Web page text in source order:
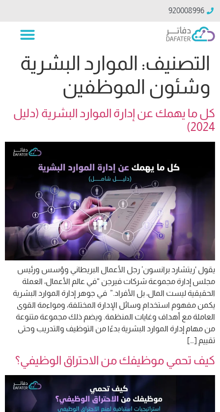
920008996
التصنيف: الموارد البشرية
وشئون الموظفين
كل ما يهمك عن إدارة الموارد البشرية (دليل
2024)
يقول ‘ريتشارد برانسون’ رجل الأعمال البريطاني وؤسس ورئيس
مجلس إدارة مجموعة شركات فيرجن “في عالم الأعمال، العملة
الحقيقية ليست المال، بل الأفراد.” في جوهر إدارة الموارد البشرية
يكمن مفهوم استخدام وسائل الإدارة المختلفة، ومواءمة القوى
العاملة مع أهداف وغايات المنظمة. ويضم ذلك مجموعة متنوعة
من مهام إدارة الموارد البشرية بدءًا من التوظيف والتدريب وحتى
تقييم […]
كيف تحمي موظيفك من الاحتراق الوظيفي؟